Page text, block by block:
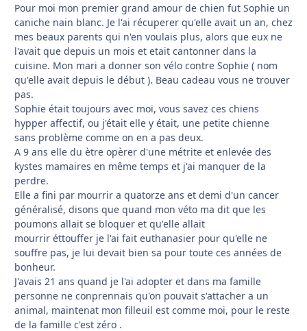
Pour moi mon premier grand amour de chien fut Sophie un
caniche nain blanc. Je l'ai récuperer qu'elle avait un an, chez
mes beaux parents qui n'en voulais plus, alors que eux ne
l'avait que depuis un mois et etait cantonner dans la
cuisine. Mon mari a donner son vélo contre Sophie ( nom
qu'elle avait depuis le début ). Beau cadeau vous ne trouver
pas.
Sophie était toujours avec moi, vous savez ces chiens
hypper affectif, ou j'était elle y était, une petite chienne
sans problème comme on en a pas deux.
A 9 ans elle du ètre opèrer d'une métrite et enlevée des
kystes mamaires en même temps et j'ai manquer de la
perdre.
Elle a fini par mourrir a quatorze ans et demi d'un cancer
généralisé, disons que quand mon véto ma dit que les
poumons allait se bloquer et qu'elle allait
mourrir éttouffer je l'ai fait euthanasier pour qu'elle ne
souffre pas, je lui devait bien sa pour toute ces années de
bonheur.
J'avais 21 ans quand je l'ai adopter et dans ma famille
personne ne conprennais qu'on pouvait s'attacher a un
animal, maintenat mon filleuil est comme moi, pour le reste
de la famille c'est zéro .